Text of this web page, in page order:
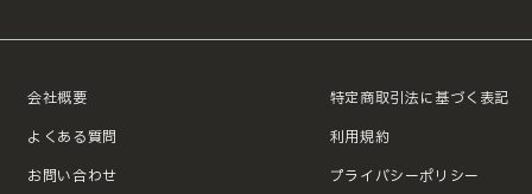
会社概要
よくある質問
お問い合わせ
特定商取引法に基づく表記
利用規約
プライバシーポリシー